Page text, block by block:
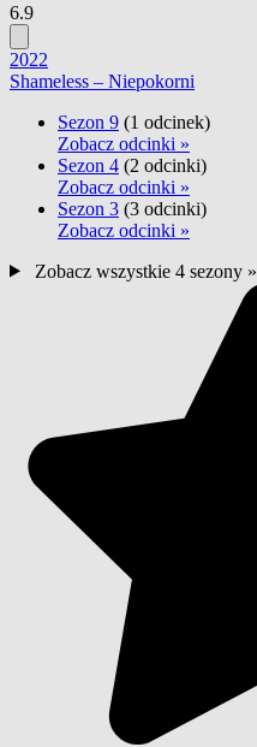
6.9
2022
Shameless – Niepokorni
Sezon 9 (1 odcinek)
Zobacz odcinki »
Sezon 4 (2 odcinki)
Zobacz odcinki »
Sezon 3 (3 odcinki)
Zobacz odcinki »
Zobacz wszystkie 4 sezony »